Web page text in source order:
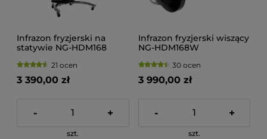
Infrazon fryzjerski na
statywie NG-HDM168
21 ocen
3 390,00 zł
- +
szt.
Infrazon fryzjerski wiszący
NG-HDM168W
30 ocen
3 990,00 zł
- +
szt.